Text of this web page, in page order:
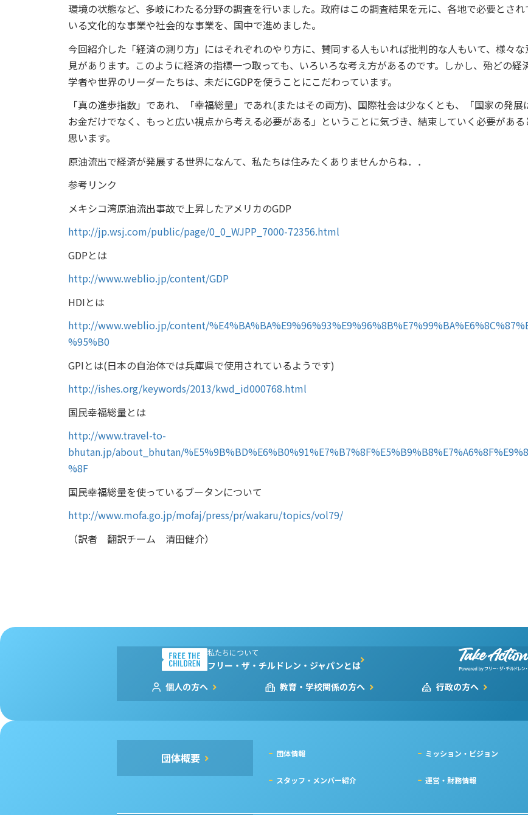
環境の状態など、多岐にわたる分野の調査を行いました。政府はこの調査結果を元に、各地で必要とされ
いる文化的な事業や社会的な事業を、国中で進めました。
今回紹介した「経済の測り方」にはそれぞれのやり方に、賛同する人もいれば批判的な人もいて、様々な
見があります。このように経済の指標一つ取っても、いろいろな考え方があるのです。しかし、殆どの経
学者や世界のリーダーたちは、未だにGDPを使うことにこだわっています。
「真の進歩指数」であれ、「幸福総量」であれ(またはその両方)、国際社会は少なくとも、「国家の発展
お金だけでなく、もっと広い視点から考える必要がある」ということに気づき、結束していく必要がある
思います。
原油流出で経済が発展する世界になんて、私たちは住みたくありませんからね．．
参考リンク
メキシコ湾原油流出事故で上昇したアメリカのGDP
http://jp.wsj.com/public/page/0_0_WJPP_7000-72356.html
GDPとは
http://www.weblio.jp/content/GDP
HDIとは
http://www.weblio.jp/content/
%95%B0
GPIとは(日本の自治体では兵庫県で使用されているようです)
http://ishes.org/keywords/2013/kwd_id000768.html
国民幸福総量とは
http://www.travel-to-
bhutan.jp/about_bhutan/
%8F
国民幸福総量を使っているブータンについて
http://www.mofa.go.jp/mofaj/press/pr/wakaru/topics/vol79/
（訳者 翻訳チーム 清田健介）
私たちについて
フリー・ザ・チルドレン・ジャパンとは
個人の方へ 教育・学校関係の方へ 行政の方へ
団体概要 団体情報 ミッション・ビジョン
スタッフ・メンバー紹介 運営・財務情報